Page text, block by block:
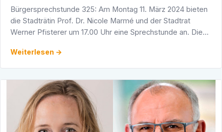
Bürgersprechstunde 325: Am Montag 11. März 2024 bieten
die Stadträtin Prof. Dr. Nicole Marmé und der Stadtrat
Werner Pfisterer um 17.00 Uhr eine Sprechstunde an. Diese
Weiterlesen →